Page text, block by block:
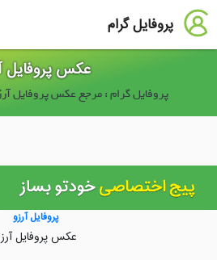
پروفایل گرام
عکس پروفایل
پروفایل گرام : مرجع عکس پروفایل
پروفایل آرزو
عکس پروفایل